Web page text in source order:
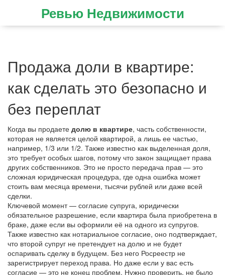
Ревью Недвижимости
Продажа доли в квартире:
как сделать это безопасно и
без переплат
Когда вы продаете долю в квартире, часть собственности,
которая не является целой квартирой, а лишь ее частью,
например, 1/3 или 1/2. Также известно как выделенная доля,
это требует особых шагов, потому что закон защищает права
других собственников. Это не просто передача прав — это
сложная юридическая процедура, где одна ошибка может
стоить вам месяца времени, тысячи рублей или даже всей
сделки.
Ключевой момент — согласие супруга, юридически
обязательное разрешение, если квартира была приобретена в
браке, даже если вы оформили её на одного из супругов.
Также известно как нотариальное согласие, оно подтверждает,
что второй супруг не претендует на долю и не будет
оспаривать сделку в будущем. Без него Росреестр не
зарегистрирует переход права. Но даже если у вас есть
согласие — это не конец проблем. Нужно проверить, не было